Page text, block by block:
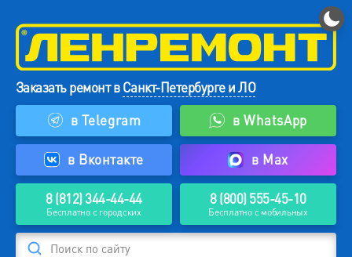
Заказать ремонт вСанкт-Петербурге и ЛО
в Telegram
в WhatsApp
в Вконтакте в Max
8 (812) 344-44-44
Бесплатно с городских
8 (800) 555-45-10
Бесплатно с мобильных
Поиск по сайту